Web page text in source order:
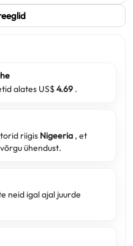
alates US$4.69 .
riigis Nigeeria , et
ühendust.
neid igal ajal juurde